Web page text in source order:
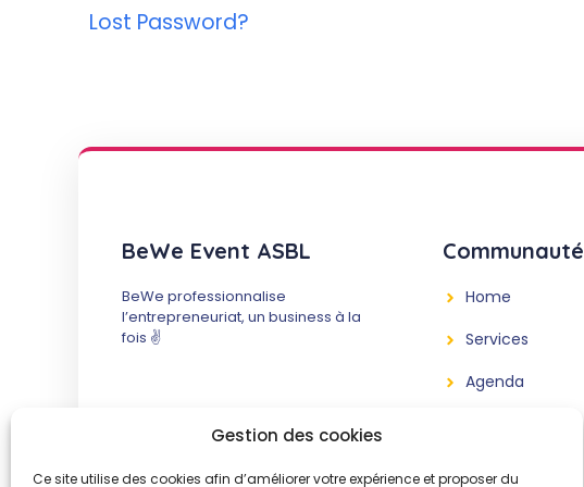
Gestion des cookies
Ce site utilise des cookies afin d’améliorer votre expérience et proposer du
Lost Password?
BeWe Event ASBL
BeWe professionnalise
l’entrepreneuriat, un business à la
fois ✌️
Communauté
Home
Services
Agenda